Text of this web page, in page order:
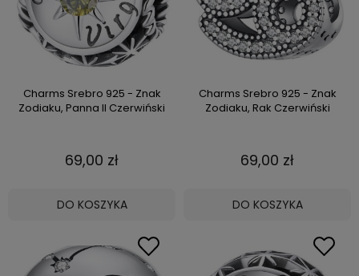
Charms Srebro 925 - Znak
Zodiaku, Panna II Czerwiński
69,00 zł
DO KOSZYKA
Charms Srebro 925 - Znak
Zodiaku, Rak Czerwiński
69,00 zł
DO KOSZYKA